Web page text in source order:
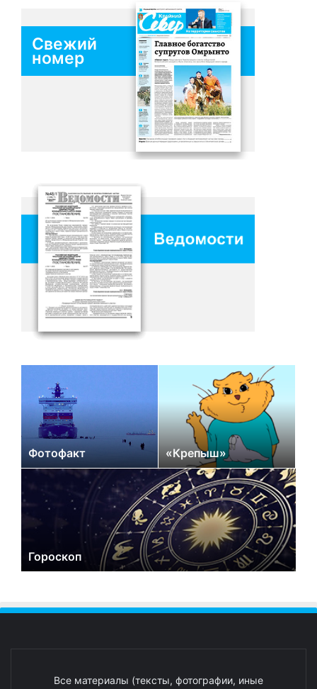
Свежий
номер
Фотофакт «Крепыш»
Гороскоп
Все материалы (тексты, фотографии, иные